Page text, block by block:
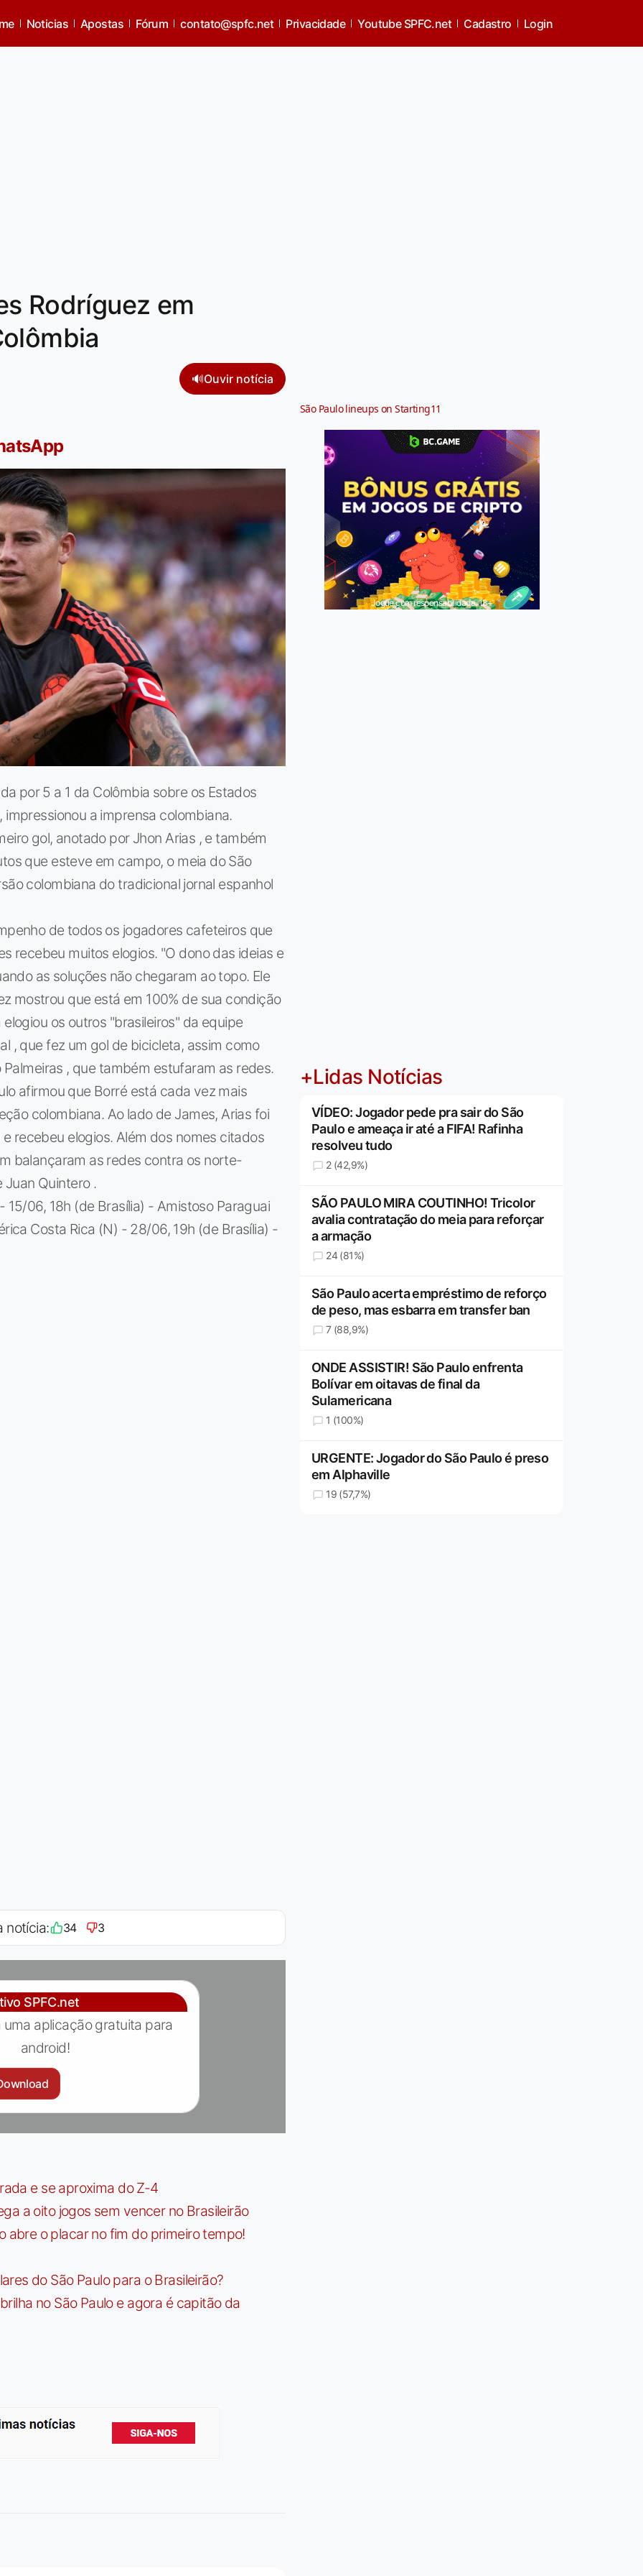
Noticias Apostas Fórum contato@spfc.net Privacidade Youtube SPFC.net Cadastro Login
Rodríguez em
🔊Ouvir notícia
por 5 a 1 da Colômbia sobre os Estados
a imprensa colombiana.
gol, anotado por Jhon Arias , e também
que esteve em campo, o meia do São
colombiana do tradicional jornal espanhol
de todos os jogadores cafeteiros que
recebeu muitos elogios. "O dono das ideias e
as soluções não chegaram ao topo. Ele
mostrou que está em 100% de sua condição
os outros "brasileiros" da equipe
, que fez um gol de bicicleta, assim como
Palmeiras , que também estufaram as redes.
afirmou que Borré está cada vez mais
colombiana. Ao lado de James, Arias foi
recebeu elogios. Além dos nomes citados
balançaram as redes contra os norte-
Quintero .
06, 18h (de Brasília) - Amistoso Paraguai
Costa Rica (N) - 28/06, 19h (de Brasília) -
notícia: 34 3
SPFC.net
uma aplicação gratuita para
android!
e se aproxima do Z-4
a oito jogos sem vencer no Brasileirão
abre o placar no fim do primeiro tempo!
do São Paulo para o Brasileirão?
no São Paulo e agora é capitão da
São Paulo lineups on Starting11
Jogue com responsabilidade. 18+
+Lidas Notícias
VÍDEO: Jogador pede pra sair do São
Paulo e ameaça ir até a FIFA! Rafinha
resolveu tudo
2 (42,9%)
SÃO PAULO MIRA COUTINHO! Tricolor
avalia contratação do meia para reforçar
a armação
24 (81%)
São Paulo acerta empréstimo de reforço
de peso, mas esbarra em transfer ban
7 (88,9%)
ONDE ASSISTIR! São Paulo enfrenta
Bolívar em oitavas de final da
Sulamericana
1 (100%)
URGENTE: Jogador do São Paulo é preso
em Alphaville
19 (57,7%)